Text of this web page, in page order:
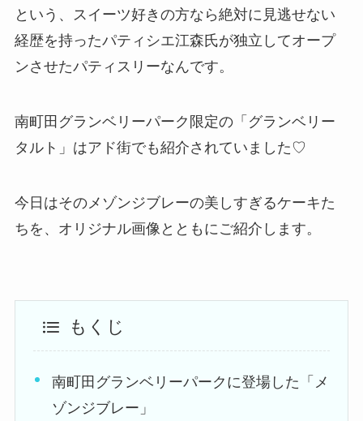
という、スイーツ好きの方なら絶対に見逃せない
経歴を持ったパティシエ江森氏が独立してオープ
ンさせたパティスリーなんです。
南町田グランベリーパーク限定の「グランベリー
タルト」はアド街でも紹介されていました♡
今日はそのメゾンジブレーの美しすぎるケーキた
ちを、オリジナル画像とともにご紹介します。
もくじ
南町田グランベリーパークに登場した「メ
ゾンジブレー」